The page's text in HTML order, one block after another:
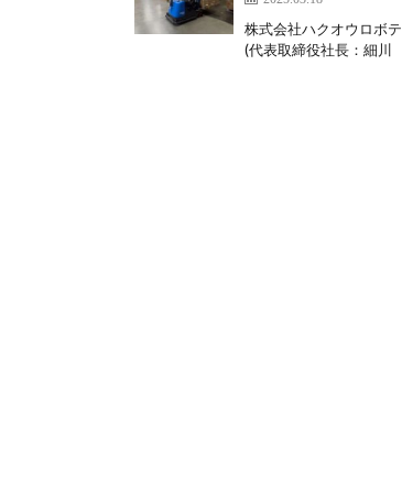
株式会社ハクオウロボ
(代表取締役社長：細